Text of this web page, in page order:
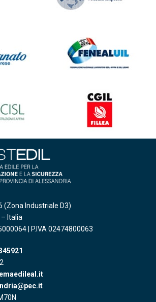
(Zona Industriale D3)
Italia
| P.IVA 02474800063